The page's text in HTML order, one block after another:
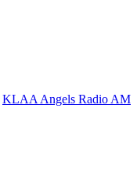
KLAA Angels Radio AM